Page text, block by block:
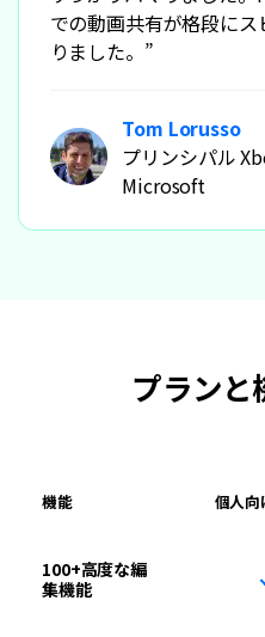
での動画共有が格段に
りました。”
Tom Lorusso
プリンシパル
Microsoft
プランと
機能 個人向
100+高度な編
集機能